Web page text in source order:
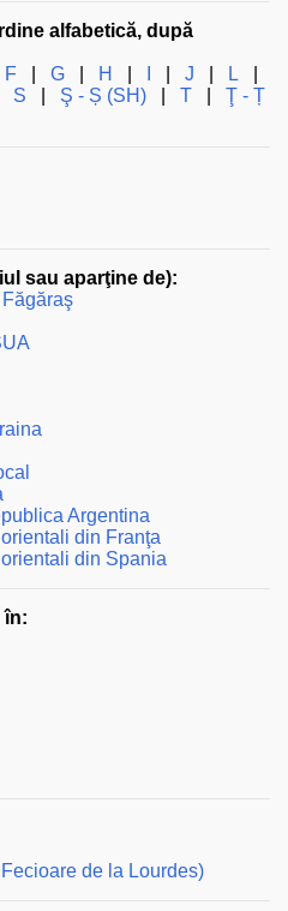
alfabetică, după
F G H J L
S Ş - Ș (SH) T
Ţ - Ț
sau aparţine de):
Argentina
din Franţa
din Spania
în:
de la Lourdes)